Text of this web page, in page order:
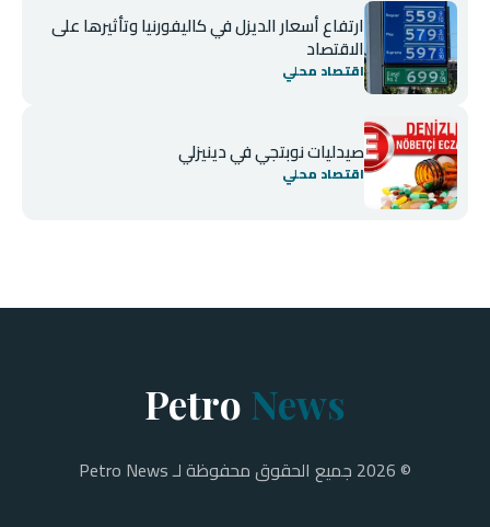
ارتفاع أسعار الديزل في كاليفورنيا وتأثيرها على
الاقتصاد
اقتصاد محلي
صيدليات نوبتجي في دينيزلي
اقتصاد محلي
Petro News
© 2026 جميع الحقوق محفوظة لـ Petro News